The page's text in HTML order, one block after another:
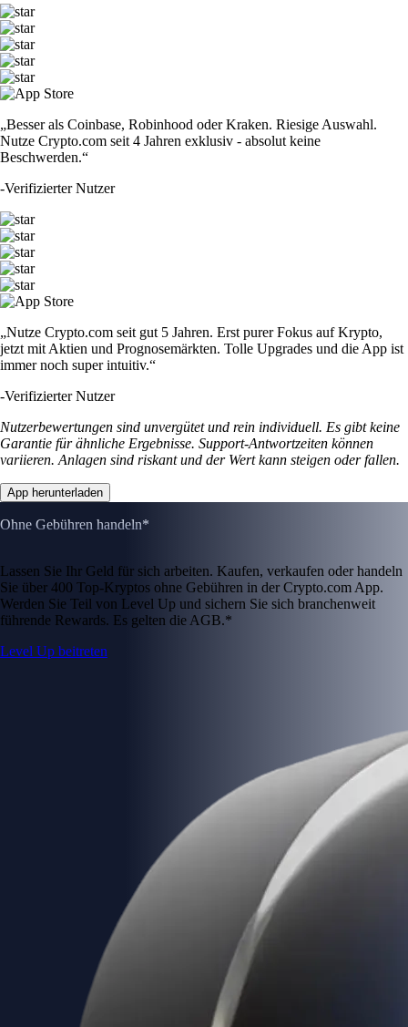
„Besser als Coinbase, Robinhood oder Kraken. Riesige Auswahl.
Nutze Crypto.com seit 4 Jahren exklusiv - absolut keine
Beschwerden.“
-Verifizierter Nutzer
„Nutze Crypto.com seit gut 5 Jahren. Erst purer Fokus auf Krypto,
jetzt mit Aktien und Prognosemärkten. Tolle Upgrades und die App ist
immer noch super intuitiv.“
-Verifizierter Nutzer
Nutzerbewertungen sind unvergütet und rein individuell. Es gibt keine
Garantie für ähnliche Ergebnisse. Support-Antwortzeiten können
variieren. Anlagen sind riskant und der Wert kann steigen oder fallen.
App herunterladen
Ohne Gebühren handeln*
Lassen Sie Ihr Geld für sich arbeiten. Kaufen, verkaufen oder handeln
Sie über 400 Top-Kryptos ohne Gebühren in der Crypto.com App.
Werden Sie Teil von Level Up und sichern Sie sich branchenweit
führende Rewards. Es gelten die AGB.*
Level Up beitreten